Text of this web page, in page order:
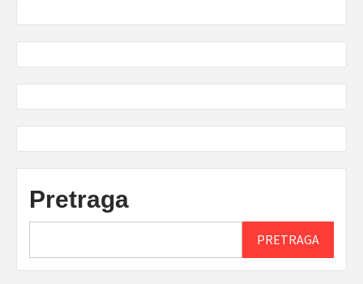
Pretraga
PRETRAGA